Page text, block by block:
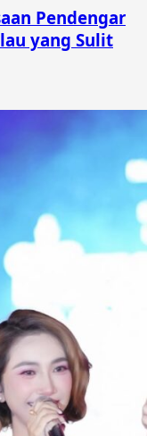
Pendengar
yang Sulit